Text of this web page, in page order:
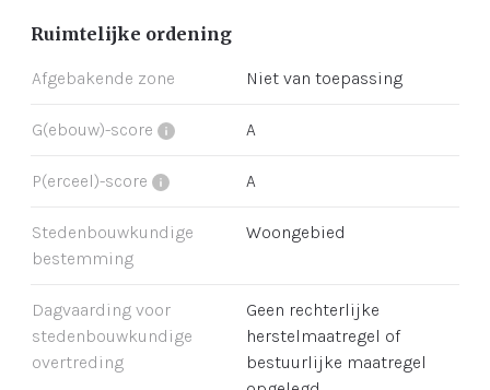
Ruimtelijke ordening
Afgebakende zone Niet van toepassing
G(ebouw)-score A
P(erceel)-score A
Stedenbouwkundige
bestemming
Woongebied
Dagvaarding voor
stedenbouwkundige
overtreding
Geen rechterlijke
herstelmaatregel of
bestuurlijke maatregel